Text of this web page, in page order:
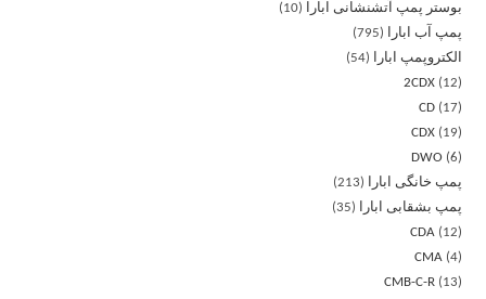
بوستر پمپ آتشنشانی ابارا
10
پمپ آب ابارا
795
الکتروپمپ ابارا
54
2CDX
12
CD
17
CDX
19
DWO
6
پمپ خانگی ابارا
213
پمپ بشقابی ابارا
35
CDA
12
CMA 4
CMB-C-R
13